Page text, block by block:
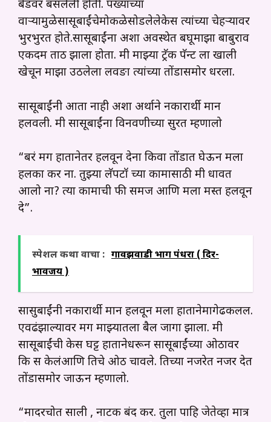
बेडवर बसलेली होती. पंख्याच्या
वाऱ्यामुळेसासूबाईंचेमोकळेसोडलेलेकेस त्यांच्या चेहऱ्यावर
भुरभुरत होते.सासूबाईंना अशा अवस्थेत बघूमाझा बाबुराव
एकदम ताठ झाला होता. मी माझ्या ट्रॅक पॅन्ट ला खाली
खेचून माझा उठलेला लवङा त्यांच्या तोंडासमोर धरला.
सासूबाईंनी आता नाही अशा अर्थाने नकारार्थी मान
हलवली. मी सासूबाईंना विनवणीच्या सुरत म्हणालो
“बरं मग हातानेतर हलवून देना किवा तोंडात घेऊन मला
हलका कर ना. तुझ्या लॅपटॉ च्या कामासाठी मी धावत
आलो ना? त्या कामाची फी समज आणि मला मस्त हलवून
दे”.
स्पेशल कथा वाचा : गावझवाडी भाग पंधरा ( दिर-
भावजय )
सासुबाईंनी नकारार्थी मान हलवून मला हातानेमागेढकलल.
एवढंझाल्यावर मग माझ्यातला बैल जागा झाला. मी
सासूबाईंची केस घट्ट हातानेधरून सासूबाईंच्या ओठावर
कि स केलंआणि तिचे ओठ चावले. तिच्या नजरेत नजर देत
तोंडासमोर जाऊन म्हणालो.
“मादरचोत साली , नाटक बंद कर. तुला पाहि जेतेव्हा मात्र